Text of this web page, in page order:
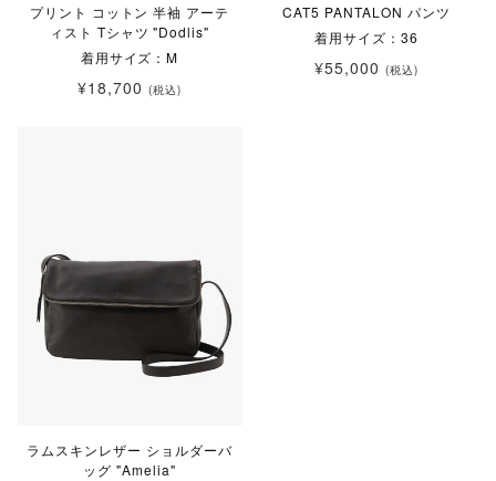
プリント コットン 半袖 アーテ
ィスト Tシャツ "Dodlis"
着用サイズ：M
¥18,700 (税込)
CAT5 PANTALON パンツ
着用サイズ：36
¥55,000 (税込)
ラムスキンレザー ショルダーバ
ッグ "Amelia"